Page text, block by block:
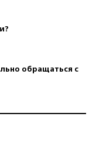
обращаться с